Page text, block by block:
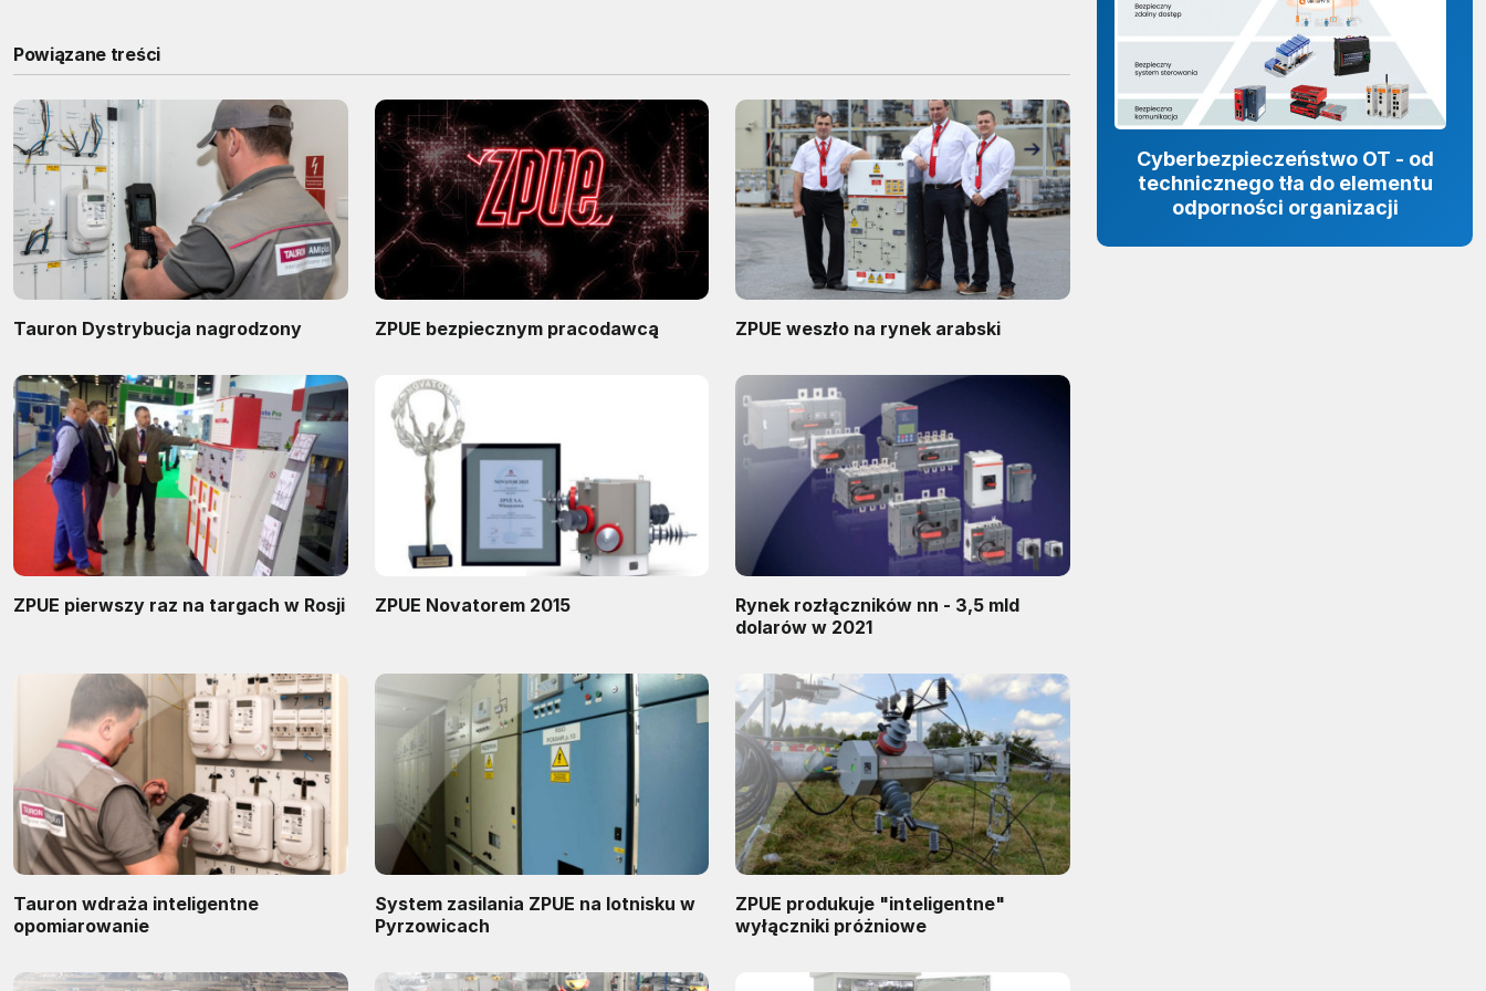
Powiązane treści
Tauron Dystrybucja nagrodzony ZPUE bezpiecznym pracodawcą ZPUE weszło na rynek arabski
ZPUE pierwszy raz na targach w Rosji ZPUE Novatorem 2015
Rynek rozłączników nn - 3,5 mld
dolarów w 2021
Tauron wdraża inteligentne
opomiarowanie
System zasilania ZPUE na lotnisku w
Pyrzowicach
ZPUE produkuje "inteligentne"
wyłączniki próżniowe
Cyberbezpieczeństwo OT - od
technicznego tła do elementu
odporności organizacji